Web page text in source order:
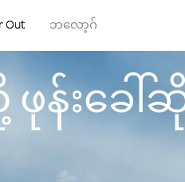
Out ဘလော့ဂ်
းခေါ်